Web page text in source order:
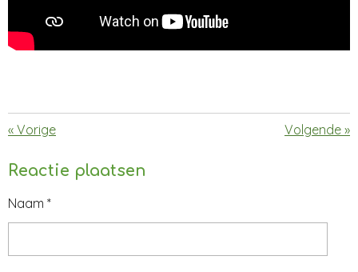
« Vorige Volgende »
Reactie plaatsen
Naam *